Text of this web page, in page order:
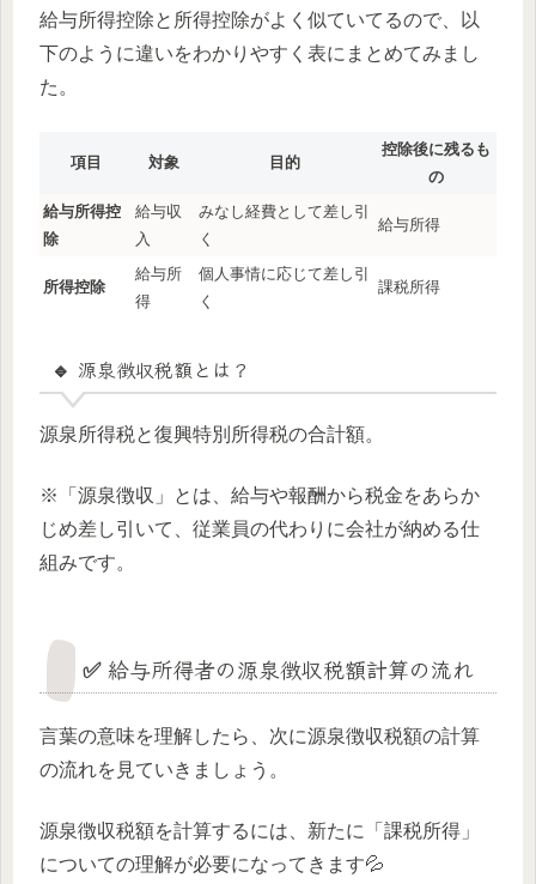
給与所得控除と所得控除がよく似ていてるので、以
下のように違いをわかりやすく表にまとめてみまし
た。
項目 対象 目的
控除後に残るも
の
給与所得控
除
給与収
入
みなし経費として差し引
く
給与所得
所得控除
給与所
得
個人事情に応じて差し引
く
課税所得
🔹 源泉徴収税額とは？
源泉所得税と復興特別所得税の合計額。
※「源泉徴収」とは、給与や報酬から税金をあらか
じめ差し引いて、従業員の代わりに会社が納める仕
組みです。
✅ 給与所得者の源泉徴収税額計算の流れ
言葉の意味を理解したら、次に源泉徴収税額の計算
の流れを見ていきましょう。
源泉徴収税額を計算するには、新たに「課税所得」
についての理解が必要になってきます💦